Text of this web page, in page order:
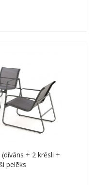
+ 2 krēsli +
pelēks